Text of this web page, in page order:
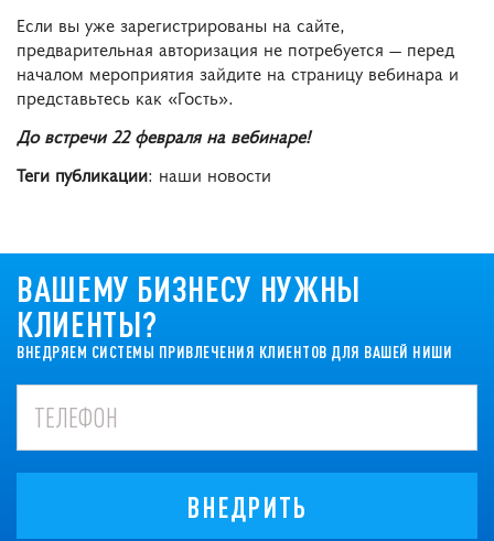
Если вы уже зарегистрированы на сайте,
предварительная авторизация не потребуется ― перед
началом мероприятия зайдите на страницу вебинара и
представьтесь как «Гость».
До встречи 22 февраля на вебинаре!
Теги публикации: наши новости
ВАШЕМУ БИЗНЕСУ НУЖНЫ
КЛИЕНТЫ?
ВНЕДРЯЕМ СИСТЕМЫ ПРИВЛЕЧЕНИЯ КЛИЕНТОВ ДЛЯ ВАШЕЙ НИШИ
ВНЕДРИТЬ